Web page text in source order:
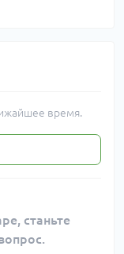
время.
станьте